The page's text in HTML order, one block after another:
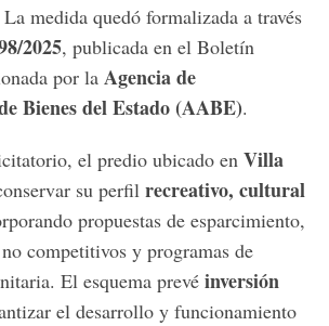
medida quedó formalizada a través
2025, publicada en el Boletín
por la Agencia de
Bienes del Estado (AABE).
el predio ubicado en Villa
su perfil recreativo, cultural
propuestas de esparcimiento,
competitivos y programas de
El esquema prevé inversión
el desarrollo y funcionamiento